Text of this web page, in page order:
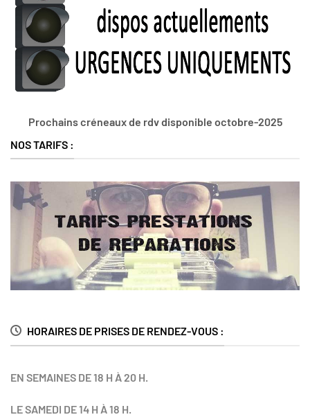
Prochains créneaux de rdv disponible octobre-2025
NOS TARIFS :
HORAIRES DE PRISES DE RENDEZ-VOUS :
EN SEMAINES DE 18 H À 20 H.
LE SAMEDI DE 14 H À 18 H.